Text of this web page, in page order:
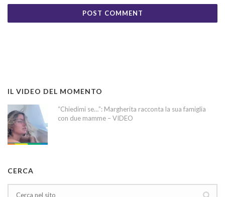
IL VIDEO DEL MOMENTO
“Chiedimi se…”: Margherita racconta la sua famiglia
con due mamme – VIDEO
CERCA